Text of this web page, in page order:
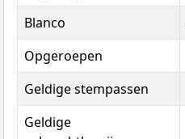
Blanco
Opgeroepen
Geldige stempassen
Geldige